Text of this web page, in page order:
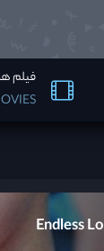
فیلم ها